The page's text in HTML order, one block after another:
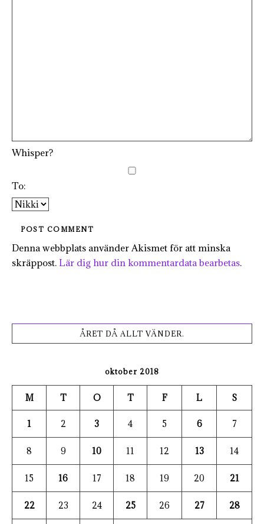
Whisper?
To:
Denna webbplats använder Akismet för att minska
skräppost. Lär dig hur din kommentardata bearbetas.
ÅRET DÅ ALLT VÄNDER.
oktober 2018
M T O T F L S
1 2 3 4 5 6 7
8 9 10 11 12 13 14
15 16 17 18 19 20 21
22 23 24 25 26 27 28